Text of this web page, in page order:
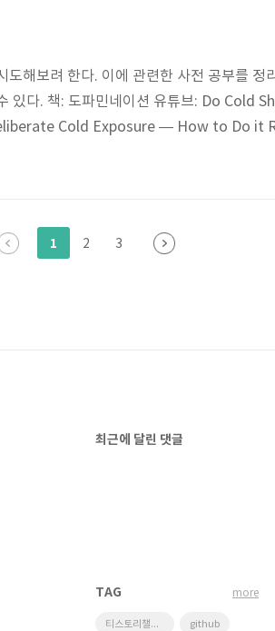
해보려 한다. 이에 관련한 사전 공부를 정
있다. 책: 도파민네이션 유튜브: Do Cold
Cold Exposure — How to Do it
Use Cold Exposure ChatGPT 요약
1 2 3
최근에 달린 댓글
TAG
티스토리챌린지 github
more